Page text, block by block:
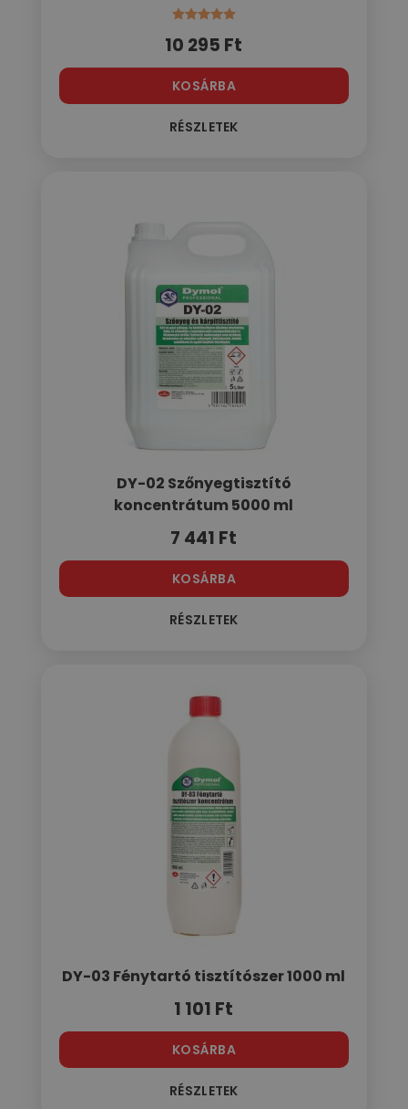
Értékelés:
10 295 Ft
KOSÁRBA
RÉSZLETEK
DY-02 Szőnyegtisztító
koncentrátum 5000 ml
7 441 Ft
KOSÁRBA
RÉSZLETEK
DY-03 Fénytartó tisztítószer 1000 ml
1 101 Ft
KOSÁRBA
RÉSZLETEK